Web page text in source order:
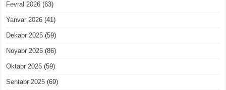
Fevral 2026 (63)
Yanvar 2026 (41)
Dekabr 2025 (59)
Noyabr 2025 (86)
Oktabr 2025 (59)
Sentabr 2025 (69)